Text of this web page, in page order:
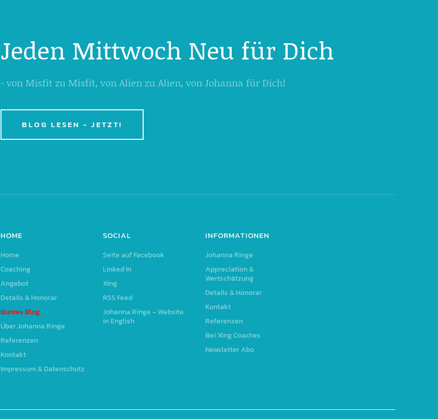
Jeden Mittwoch Neu für Dich
- von Misfit zu Misfit, von Alien zu Alien, von Johanna für Dich!
BLOG LESEN - JETZT!
HOME
Home
Coaching
Angebot
Details & Honorar
Buntes Blog
Über Johanna Ringe
Referenzen
Kontakt
Impressum & Datenschutz
SOCIAL
Seite auf Facebook
Linked In
Xing
RSS Feed
Johanna Ringe – Website
in English
INFORMATIONEN
Johanna Ringe
Appreciation &
Wertschätzung
Details & Honorar
Kontakt
Referenzen
Bei Xing Coaches
Newsletter Abo